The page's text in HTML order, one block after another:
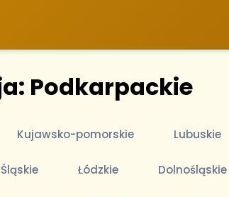
Podkarpackie
Kujawsko-pomorskie Lubuskie
Śląskie Łódzkie Dolnośląskie